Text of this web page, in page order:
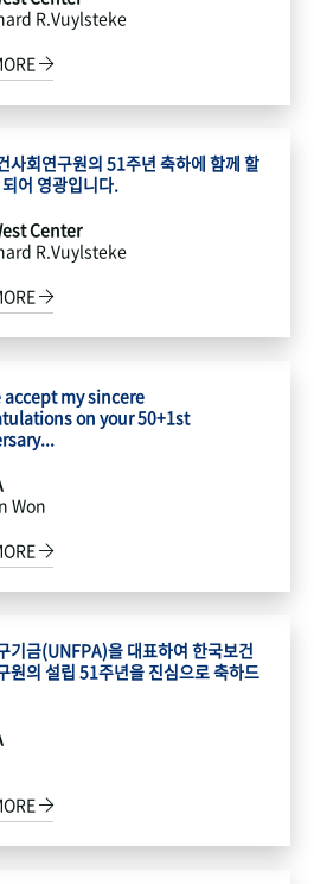
R.Vuylsteke
사회연구원의 51주년 축하에 함께 할
어 영광입니다.
Center
R.Vuylsteke
accept my sincere
on your 50+1st
Won
기금(UNFPA)을 대표하여 한국보건
원의 설립 51주년을 진심으로 축하드